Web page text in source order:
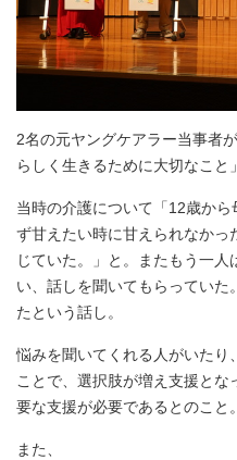
2名の元ヤングケアラー当事者
らしく生きるために大切なこと
当時の介護について「12歳か
ず甘えたい時に甘えられなかっ
じていた。」と。またもう一
い、話しを聞いてもらってい
たという話し。
悩みを聞いてくれる人がいたり
ことで、選択肢が増え支援と
要な支援が必要であるとのこと。
また、